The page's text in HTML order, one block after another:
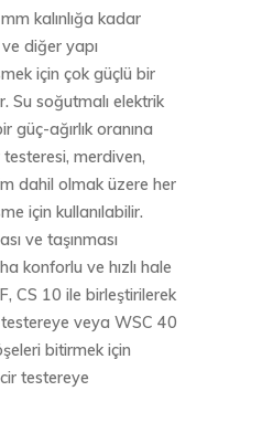
kalınlığa kadar
diğer yapı
için çok güçlü bir
Su soğutmalı elektrik
güç-ağırlık oranına
merdiven,
dahil olmak üzere her
için kullanılabilir.
ve taşınması
konforlu ve hızlı hale
CS 10 ile birleştirilerek
veya WSC 40
bitirmek için
testereye